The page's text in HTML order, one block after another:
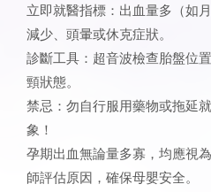
立即就醫指標：出血量多（如
減少、頭暈或休克症狀。
診斷工具：超音波檢查胎盤位
頸狀態。
禁忌：勿自行服用藥物或拖延
象！
孕期出血無論量多寡，均應視
師評估原因，確保母嬰安全。